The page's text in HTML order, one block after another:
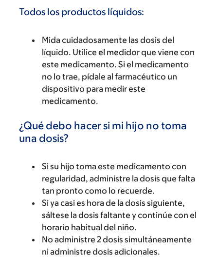
Todos los productos líquidos:
Mida cuidadosamente las dosis del
líquido. Utilice el medidor que viene con
este medicamento. Si el medicamento
no lo trae, pídale al farmacéutico un
dispositivo para medir este
medicamento.
¿Qué debo hacer si mi hijo no toma
una dosis?
Si su hijo toma este medicamento con
regularidad, administre la dosis que falta
tan pronto como lo recuerde.
Si ya casi es hora de la dosis siguiente,
sáltese la dosis faltante y continúe con el
horario habitual del niño.
No administre 2 dosis simultáneamente
ni administre dosis adicionales.